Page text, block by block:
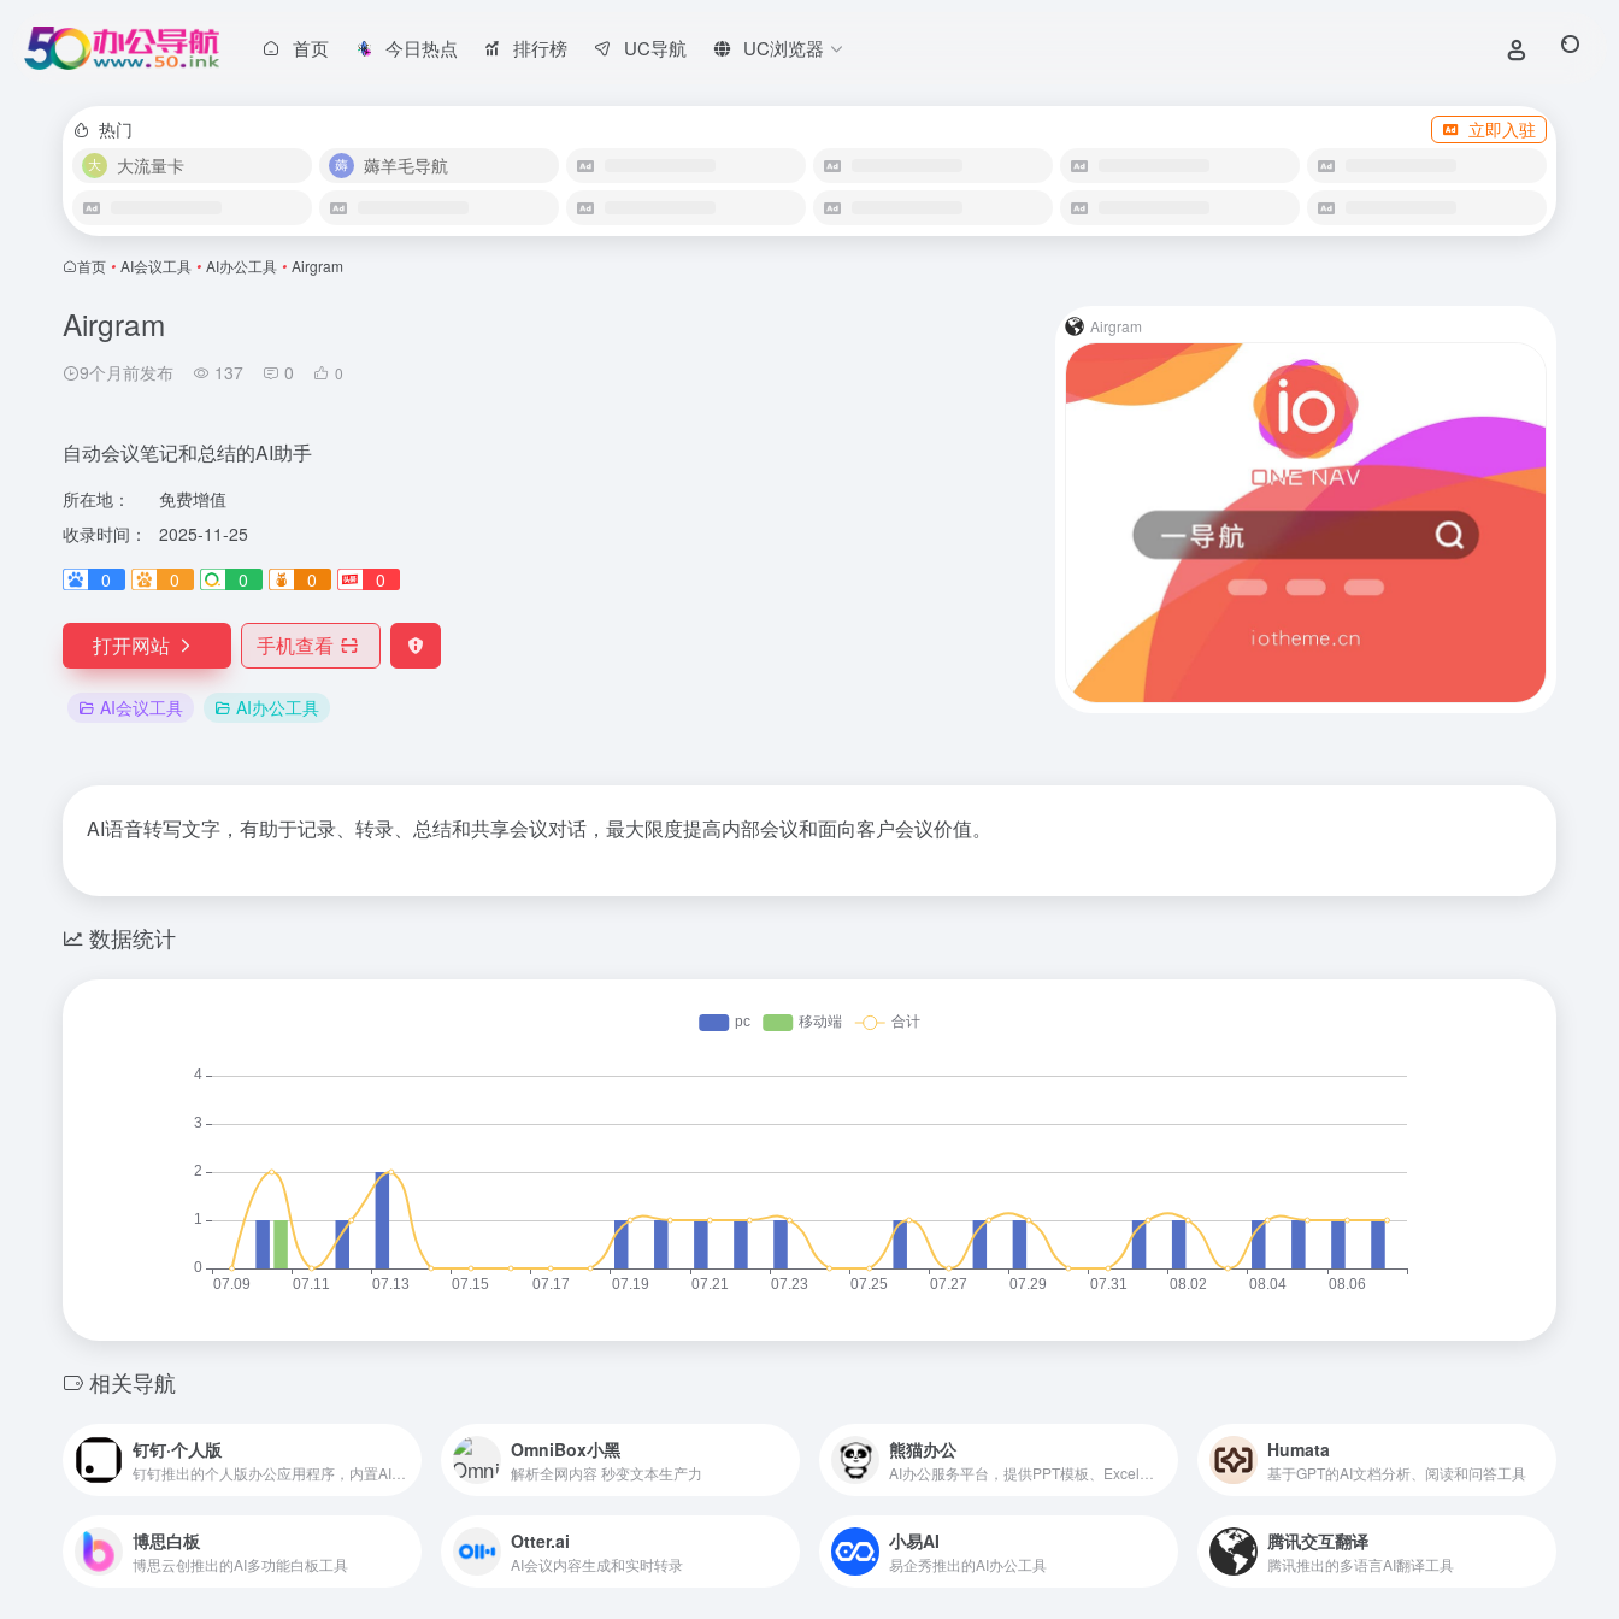
首页 今日热点 排行榜 UC导航 UC浏览器
热门
立即入驻
大流量卡
薅羊毛导航
首页 • AI会议工具 • AI办公工具 • Airgram
Airgram
9个月前发布 137 0 0
自动会议笔记和总结的AI助手
所在地：
免费增值
收录时间：
2025-11-25
0
0 0 0 0
打开网站 手机查看
AI会议工具 AI办公工具
Airgram
AI语音转写文字，有助于记录、转录、总结和共享会议对话，最大限度提高内部会议和面向客户会议价值。
数据统计
相关导航
钉钉·个人版 OmniBox小黑
解析全网内容 秒变文本生产力
熊猫办公 Humata
基于GPT的AI文档分析、阅读和问答工具
博思白板
博思云创推出的AI多功能白板工具
Otter.ai
AI会议内容生成和实时转录
小易AI
易企秀推出的AI办公工具
腾讯交互翻译
腾讯推出的多语言AI翻译工具